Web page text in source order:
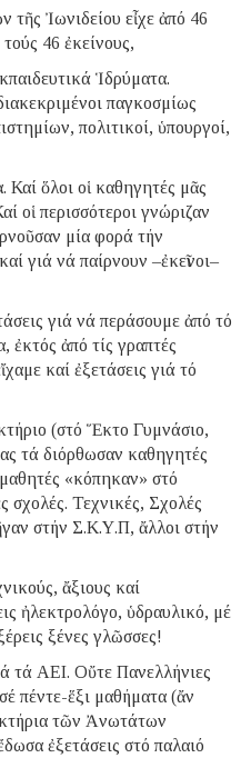
Ἰωνιδείου εἶχε ἀπό 46
46 ἐκείνους,
Ἱδρύματα.
παγκοσμίως
πολιτικοί, ὑπουργοί,
ὅλοι οἱ καθηγητές μᾶς
οἱ περισσότεροι γνώριζαν
μία φορά τήν
γιά νά παίρνουν –ἐκεῖνοι–
γιά νά περάσουμε ἀπό τό
ἀπό τίς γραπτές
καί ἐξετάσεις γιά τό
(στό Ἕκτο Γυμνάσιο,
τά διόρθωσαν καθηγητές
«κόπηκαν» στό
σχολές. Τεχνικές, Σχολές
στήν Σ.Κ.Υ.Π, ἄλλοι στήν
ἄξιους καί
ἠλεκτρολόγο, ὑδραυλικό, μέ
ξένες γλῶσσες!
τά ΑΕΙ. Οὔτε Πανελλήνιες
πέντε-ἕξι μαθήματα (ἄν
τῶν Ἀνωτάτων
ἐξετάσεις στό παλαιό